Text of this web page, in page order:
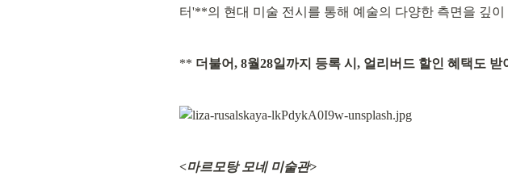
터'**의 현대 미술 전시를 통해 예술의 다양한 측면을 깊
** 더불어, 8월28일까지 등록 시, 얼리버드 할인 혜택도
<마르모탕 모네 미술관>